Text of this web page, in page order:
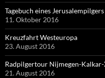
Tagebuch eines Jerusalempilgers
11. Oktober 2016
Kreuzfahrt Westeuropa
23. August 2016
Radpilgertour Nijmegen-Kalkar-
21. August 2016